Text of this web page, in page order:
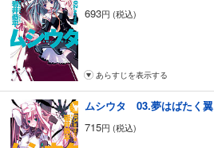
693円 (税込)
あらすじを表示する
ムシウタ 03.夢はばたく翼
715円 (税込)